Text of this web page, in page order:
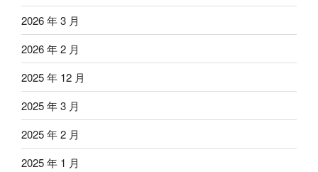
2026 年 3 月
2026 年 2 月
2025 年 12 月
2025 年 3 月
2025 年 2 月
2025 年 1 月